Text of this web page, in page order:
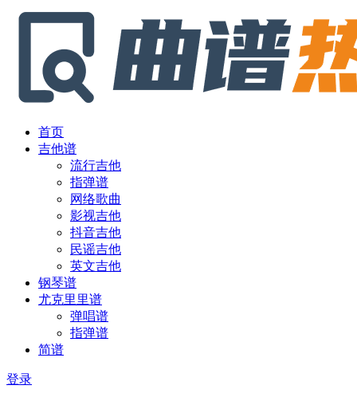
首页
吉他谱
流行吉他
指弹谱
网络歌曲
影视吉他
抖音吉他
民谣吉他
英文吉他
钢琴谱
尤克里里谱
弹唱谱
指弹谱
简谱
登录